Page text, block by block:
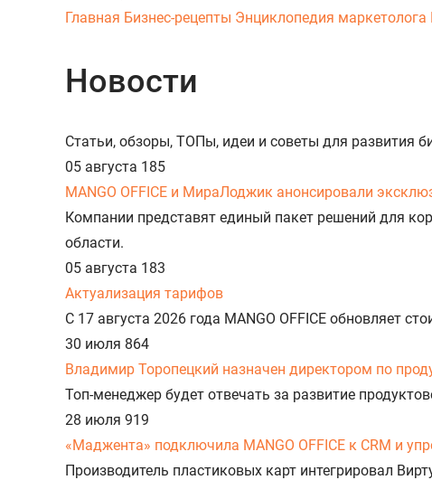
Главная Бизнес-рецепты Энциклопедия маркетолога
Новости
Статьи, обзоры, ТОПы, идеи и советы для развития
05 августа 185
MANGO OFFICE и МираЛоджик анонсировали
Компании представят единый пакет решений для
области.
05 августа 183
Актуализация тарифов
С 17 августа 2026 года MANGO OFFICE обновляет
30 июля 864
Владимир Торопецкий назначен директором по
Топ-менеджер будет отвечать за развитие
28 июля 919
«Маджента» подключила MANGO OFFICE к CRM и
Производитель пластиковых карт интегрировал